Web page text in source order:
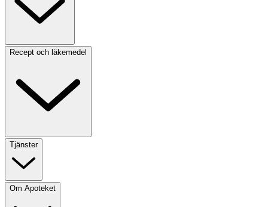
Recept och läkemedel
Tjänster
Om Apoteket